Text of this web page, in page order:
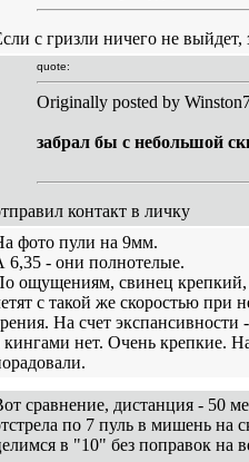
с гризли ничего не
quote:
Originally posted by
забрал бы с небольшой
контакт в личку
фото пули на 9мм.
6,35 - они полнотелые.
ощущениям, свинец крепкий,
с такой же скоростью при
На счет
кингами нет. Очень крепкие.
сравнение, дистанция - 50
по 7 пуль в мишень на
в "10" без поправок на